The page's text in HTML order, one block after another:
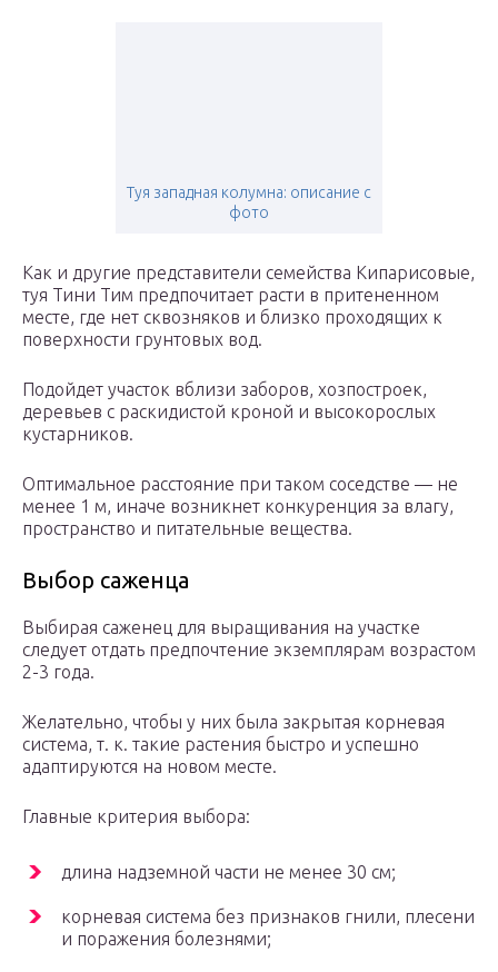
Туя западная колумна: описание с
фото
Как и другие представители семейства Кипарисовые,
туя Тини Тим предпочитает расти в притененном
месте, где нет сквозняков и близко проходящих к
поверхности грунтовых вод.
Подойдет участок вблизи заборов, хозпостроек,
деревьев с раскидистой кроной и высокорослых
кустарников.
Оптимальное расстояние при таком соседстве — не
менее 1 м, иначе возникнет конкуренция за влагу,
пространство и питательные вещества.
Выбор саженца
Выбирая саженец для выращивания на участке
следует отдать предпочтение экземплярам возрастом
2-3 года.
Желательно, чтобы у них была закрытая корневая
система, т. к. такие растения быстро и успешно
адаптируются на новом месте.
Главные критерия выбора:
длина надземной части не менее 30 см;
корневая система без признаков гнили, плесени
и поражения болезнями;